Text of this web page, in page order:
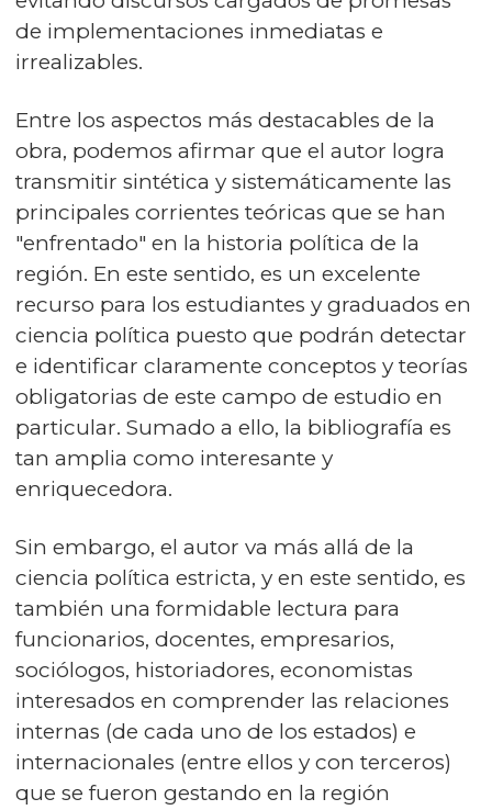
de implementaciones inmediatas e
irrealizables.
Entre los aspectos más destacables de la
obra, podemos afirmar que el autor logra
transmitir sintética y sistemáticamente las
principales corrientes teóricas que se han
"enfrentado" en la historia política de la
región. En este sentido, es un excelente
recurso para los estudiantes y graduados en
ciencia política puesto que podrán detectar
e identificar claramente conceptos y teorías
obligatorias de este campo de estudio en
particular. Sumado a ello, la bibliografía es
tan amplia como interesante y
enriquecedora.
Sin embargo, el autor va más allá de la
ciencia política estricta, y en este sentido, es
también una formidable lectura para
funcionarios, docentes, empresarios,
sociólogos, historiadores, economistas
interesados en comprender las relaciones
internas (de cada uno de los estados) e
internacionales (entre ellos y con terceros)
que se fueron gestando en la región